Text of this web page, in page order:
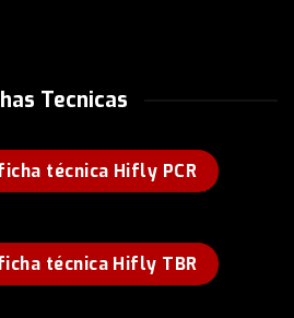
Tecnicas
técnica Hifly PCR
técnica Hifly TBR